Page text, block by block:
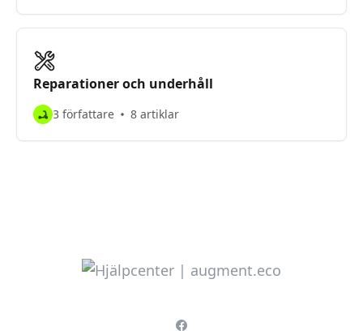
Reparationer och underhåll
3 författare 8 artiklar